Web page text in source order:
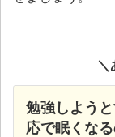
＼
勉強しよう
応で眠くな